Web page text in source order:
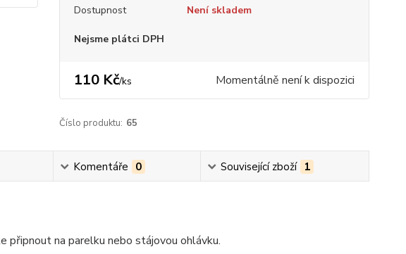
Dostupnost Není skladem
Nejsme plátci DPH
110 Kč/ks Momentálně není k dispozici
Číslo produktu: 65
Komentáře 0 Související zboží 1
na parelku nebo stájovou ohlávku.